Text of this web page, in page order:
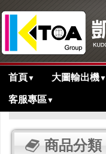
首頁▼ 大圖輸出機▼
客服專區▼
主目錄
商品分類